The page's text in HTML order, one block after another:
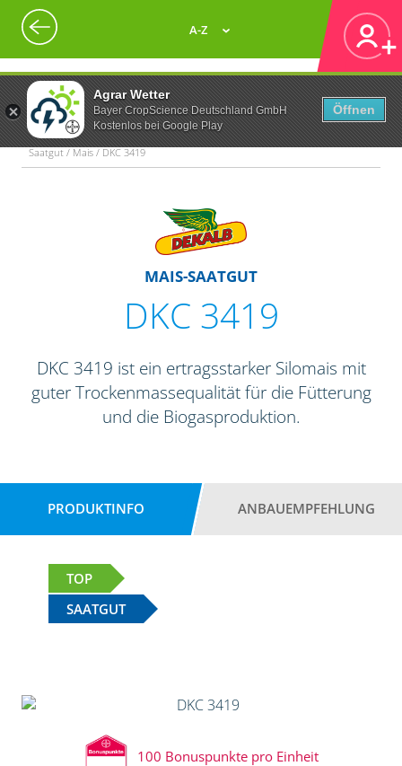
Agrar Wetter
Bayer CropScience Deutschland GmbH
Kostenlos bei Google Play
Öffnen
A-Z
Saatgut / Mais / DKC 3419
MAIS-SAATGUT
DKC 3419
DKC 3419 ist ein ertragsstarker Silomais mit
guter Trockenmassequalität für die Fütterung
und die Biogasproduktion.
PRODUKTINFO ANBAUEMPFEHLUNG
TOP
SAATGUT
100 Bonuspunkte pro Einheit